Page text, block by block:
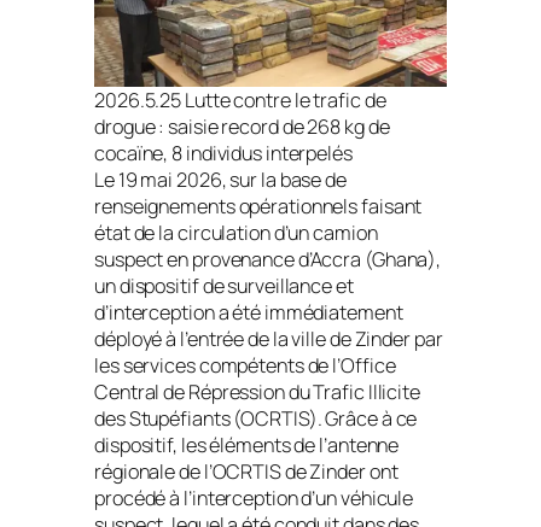
2026.5.25 Lutte contre le trafic de
drogue : saisie record de 268 kg de
cocaïne, 8 individus interpelés
Le 19 mai 2026, sur la base de
renseignements opérationnels faisant
état de la circulation d’un camion
suspect en provenance d’Accra (Ghana),
un dispositif de surveillance et
d’interception a été immédiatement
déployé à l’entrée de la ville de Zinder par
les services compétents de l’Office
Central de Répression du Trafic Illicite
des Stupéfiants (OCRTIS). Grâce à ce
dispositif, les éléments de l’antenne
régionale de l’OCRTIS de Zinder ont
procédé à l’interception d’un véhicule